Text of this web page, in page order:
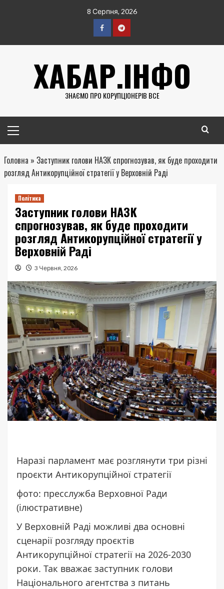
8 Серпня, 2026
FacebookTelegram
ХАБАР.ІНФО
ЗНАЄМО ПРО КОРУПЦІОНЕРІВ ВСЕ
меню
Головна » Заступник голови НАЗК спрогнозував, як буде проходити
розгляд Антикорупційної стратегії у Верховній Раді
Політика
Заступник голови НАЗК
спрогнозував, як буде проходити
розгляд Антикорупційної стратегії у
Верховній Раді
3 Червня, 2026
Наразі парламент має розглянути три різні
проєкти Антикорупційної стратегії
фото: пресслужба Верховної Ради
(ілюстративне)
У Верховній Раді можливі два основні
сценарії розгляду проєктів
Антикорупційної стратегії на 2026-2030
роки. Так вважає заступник голови
Національного агентства з питань